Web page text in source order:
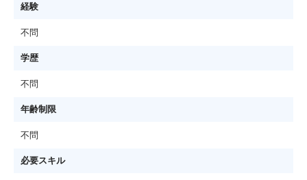
経験
不問
学歴
不問
年齢制限
不問
必要スキル